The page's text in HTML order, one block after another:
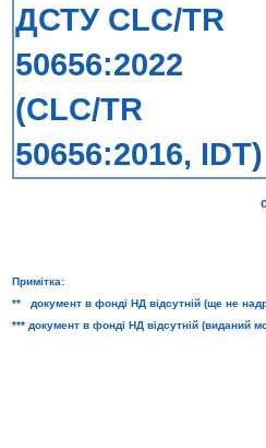
ДСТУ CLC/TR
50656:2022
(CLC/TR
50656:2016, IDT)
Примітка:
** документ в фонді НД відсутній (ще не
*** документ в фонді НД відсутній (виданий